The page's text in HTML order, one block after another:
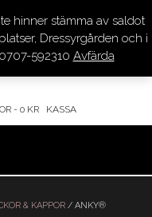
– SERVICE
- 0 KR KASSA
& KAPPOR / ANKY®
hinner stämma av saldot
Dressyrgården och i
592310 Avfärda